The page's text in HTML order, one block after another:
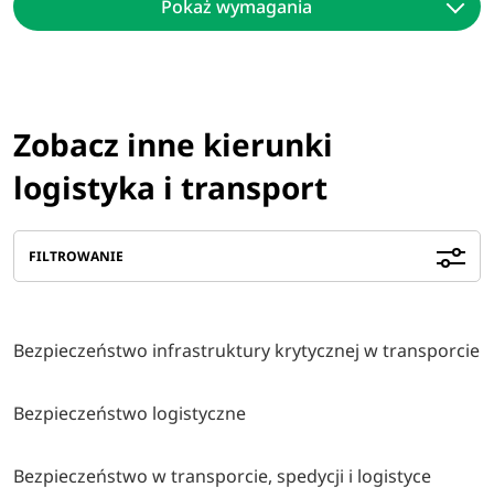
Pokaż wymagania
Zobacz inne kierunki
logistyka i transport
FILTROWANIE
Bezpieczeństwo infrastruktury krytycznej w transporcie
Bezpieczeństwo logistyczne
Bezpieczeństwo w transporcie, spedycji i logistyce